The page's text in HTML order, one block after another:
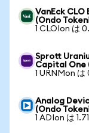
VanEck CLO
(Ondo
1 CLOIon は
Sprott
Capital One
1 URNMon
Analog
(Ondo
1 ADIon は